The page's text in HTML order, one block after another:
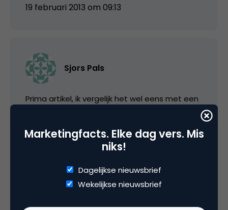
19 februari 2013 om 09:13
Sjors Pals
Prima artikel, ik vergelijk het wel eens met een
normaal vinden, maar op internet kennelijk
19 februari 2013 om 14:28
Marketingfacts. Elke dag vers. Mis
niks!
Dagelijkse nieuwsbrief
Wekelijkse nieuwsbrief